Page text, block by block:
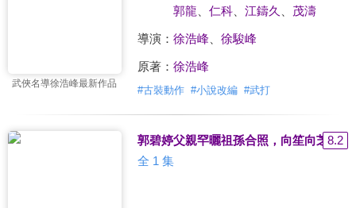
武俠名導徐浩峰最新作品
郭龍
仁科、 江鑄久 茂濤
導演： 徐浩峰、 徐駿峰
原著： 徐浩峰
#古裝動作 #小說改編 #武打
郭碧婷父親罕曬祖孫合照，向笙向芝複
8.2
全 1 集